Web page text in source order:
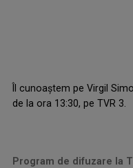
Îl cunoaștem pe Virgil
de la ora 13:30, pe TVR 3.
Program de difuzare la